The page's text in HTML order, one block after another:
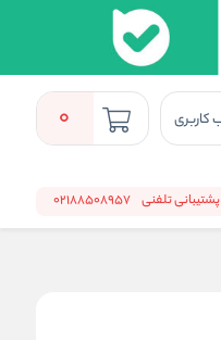
کاربری 0
پشتیبانی تلفنی 02188508957